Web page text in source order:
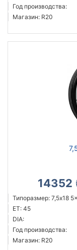
Год производства:
Магазин: R20
14352
Типоразмер: 7,5x18
ET: 45
DIA:
Год производства:
Магазин: R20